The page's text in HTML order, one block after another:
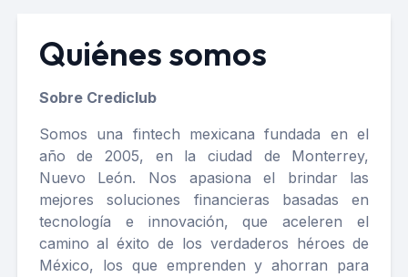
Quiénes somos
Sobre Crediclub
Somos una fintech mexicana fundada en el
año de 2005, en la ciudad de Monterrey,
Nuevo León. Nos apasiona el brindar las
mejores soluciones financieras basadas en
tecnología e innovación, que aceleren el
camino al éxito de los verdaderos héroes de
México, los que emprenden y ahorran para